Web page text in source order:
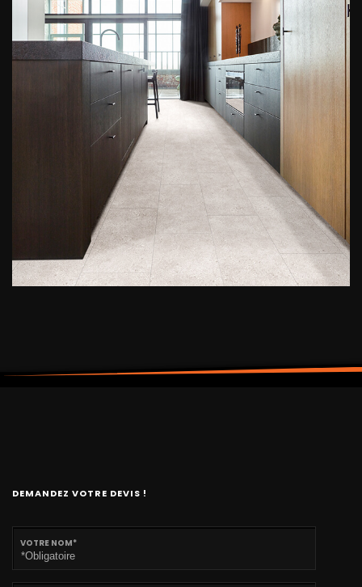
DEMANDEZ VOTRE DEVIS !
VOTRE NOM*